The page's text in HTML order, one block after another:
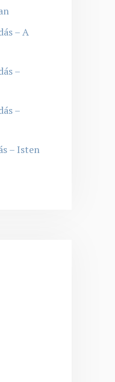
– A
–
–
– Isten